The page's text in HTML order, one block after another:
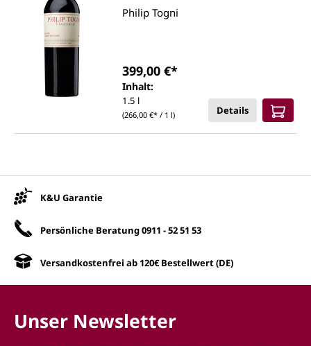
Philip Togni
Inhalt:
1.5 l
(266,00 €* / 1 l)
399,00 €*
Details
K&U Garantie
Persönliche Beratung0911 - 52 51 53
Versandkostenfrei ab 120€ Bestellwert (DE)
Unser Newsletter